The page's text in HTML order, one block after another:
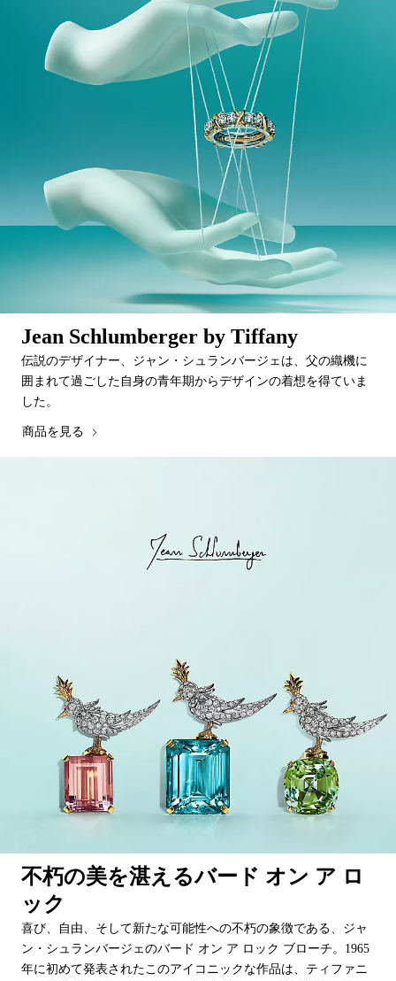
Jean Schlumberger by Tiffany
伝説のデザイナー、ジャン・シュランバージェは、父の織機に
囲まれて過ごした自身の青年期からデザインの着想を得ていま
した。
商品を見る
不朽の美を湛えるバード オン ア ロ
ック
喜び、自由、そして新たな可能性への不朽の象徴である、ジャ
ン・シュランバージェのバード オン ア ロック ブローチ。1965
年に初めて発表されたこのアイコニックな作品は、ティファニ